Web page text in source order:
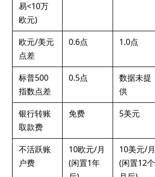
易<10万
欧元)
欧元/美元
点差
0.6点 1.0点
标普500
指数点差
0.5点
数据未提
供
银行转账
取款费
免费 5美元
不活跃账
户费
10欧元/月
(闲置1年
10美元/月
(闲置12个